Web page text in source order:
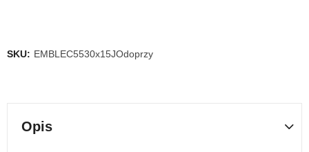
SKU: EMBLEC5530x15JOdoprzy
Opis